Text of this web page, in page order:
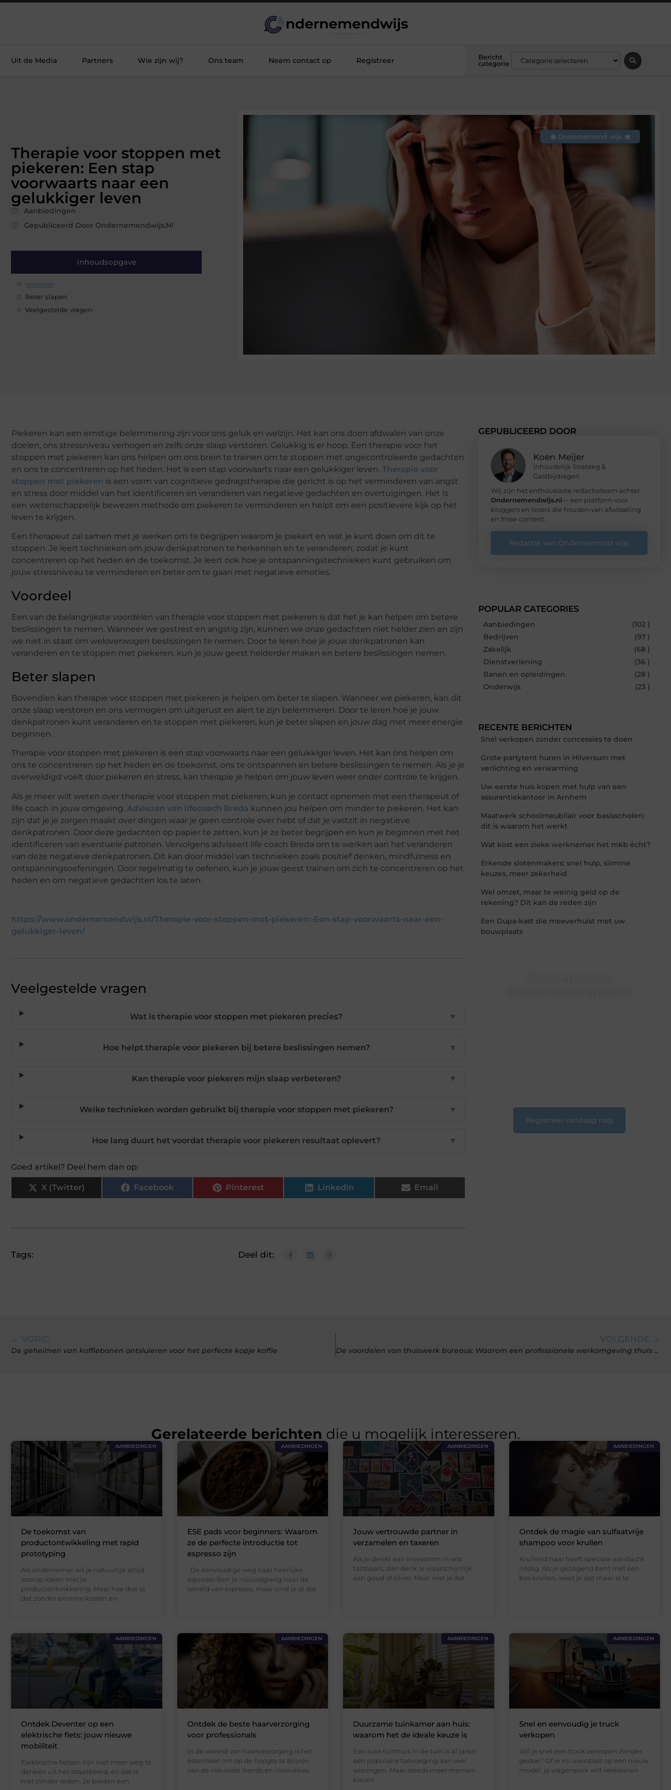
Uit de Media Partners Wie zijn wij? Ons team Neem contact op Registreer
Bericht
categorie
Therapie voor stoppen met
piekeren: Een stap
voorwaarts naar een
gelukkiger leven
Aanbiedingen
Gepubliceerd Door Ondernemendwijs.nl
Inhoudsopgave
Voordeel
Beter slapen
Veelgestelde vragen
◉ Ondernemend wijs ◉
Piekeren kan een ernstige belemmering zijn voor ons geluk en welzijn. Het kan ons doen afdwalen van onze
doelen, ons stressniveau verhogen en zelfs onze slaap verstoren. Gelukkig is er hoop. Een therapie voor het
stoppen met piekeren kan ons helpen om ons brein te trainen om te stoppen met ongecontroleerde gedachten
en ons te concentreren op het heden. Het is een stap voorwaarts naar een gelukkiger leven. Therapie voor
stoppen met piekeren is een vorm van cognitieve gedragstherapie die gericht is op het verminderen van angst
en stress door middel van het identificeren en veranderen van negatieve gedachten en overtuigingen. Het is
een wetenschappelijk bewezen methode om piekeren te verminderen en helpt om een positievere kijk op het
leven te krijgen.
Een therapeut zal samen met je werken om te begrijpen waarom je piekert en wat je kunt doen om dit te
stoppen. Je leert technieken om jouw denkpatronen te herkennen en te veranderen, zodat je kunt
concentreren op het heden en de toekomst. Je leert ook hoe je ontspanningstechnieken kunt gebruiken om
jouw stressniveau te verminderen en beter om te gaan met negatieve emoties.
Voordeel
Een van de belangrijkste voordelen van therapie voor stoppen met piekeren is dat het je kan helpen om betere
beslissingen te nemen. Wanneer we gestrest en angstig zijn, kunnen we onze gedachten niet helder zien en zijn
we niet in staat om weloverwogen beslissingen te nemen. Door te leren hoe je jouw denkpatronen kan
veranderen en te stoppen met piekeren, kun je jouw geest helderder maken en betere beslissingen nemen.
Beter slapen
Bovendien kan therapie voor stoppen met piekeren je helpen om beter te slapen. Wanneer we piekeren, kan dit
onze slaap verstoren en ons vermogen om uitgerust en alert te zijn belemmeren. Door te leren hoe je jouw
denkpatronen kunt veranderen en te stoppen met piekeren, kun je beter slapen en jouw dag met meer energie
beginnen.
Therapie voor stoppen met piekeren is een stap voorwaarts naar een gelukkiger leven. Het kan ons helpen om
ons te concentreren op het heden en de toekomst, ons te ontspannen en betere beslissingen te nemen. Als je je
overweldigd voelt door piekeren en stress, kan therapie je helpen om jouw leven weer onder controle te krijgen.
Als je meer wilt weten over therapie voor stoppen met piekeren, kun je contact opnemen met een therapeut of
life coach in jouw omgeving. Adviezen van lifecoach Breda kunnen jou helpen om minder te piekeren. Het kan
zijn dat je je zorgen maakt over dingen waar je geen controle over hebt of dat je vastzit in negatieve
denkpatronen. Door deze gedachten op papier te zetten, kun je ze beter begrijpen en kun je beginnen met het
identificeren van eventuele patronen. Vervolgens adviseert life coach Breda om te werken aan het veranderen
van deze negatieve denkpatronen. Dit kan door middel van technieken zoals positief denken, mindfulness en
ontspanningsoefeningen. Door regelmatig te oefenen, kun je jouw geest trainen om zich te concentreren op het
heden en om negatieve gedachten los te laten.
https://www.ondernemendwijs.nl/Therapie-voor-stoppen-met-piekeren:-Een-stap-voorwaarts-naar-een-
gelukkiger-leven/
Veelgestelde vragen
Wat is therapie voor stoppen met piekeren precies? ▼
Hoe helpt therapie voor piekeren bij betere beslissingen nemen? ▼
Kan therapie voor piekeren mijn slaap verbeteren? ▼
Welke technieken worden gebruikt bij therapie voor stoppen met piekeren? ▼
Hoe lang duurt het voordat therapie voor piekeren resultaat oplevert? ▼
Goed artikel? Deel hem dan op:
X (Twitter) Facebook Pinterest LinkedIn Email
Tags: Deel dit:
GEPUBLICEERD DOOR
Koen Meijer
Inhoudelijk Strateeg &
Gastbijdragen
Wij zijn het enthousiaste redactieteam achter
Ondernemendwijs.nl— een platform voor
bloggers en lezers die houden van afwisseling
en frisse content.
Redactie van Ondernemend wijs
POPULAR CATEGORIES
Aanbiedingen
(102 )
Bedrijven
(97 )
Zakelijk
(68 )
Dienstverlening
(36 )
Banen en opleidingen
(28 )
Onderwijs
(23 )
RECENTE BERICHTEN
Snel verkopen zonder concessies te doen
Grote partytent huren in Hilversum met
verlichting en verwarming
Uw eerste huis kopen met hulp van een
assurantiekantoor in Arnhem
Maatwerk schoolmeubilair voor basisscholen:
dit is waarom het werkt
Wat kost een zieke werknemer het mkb écht?
Erkende slotenmakers: snel hulp, slimme
keuzes, meer zekerheid
Wel omzet, maar te weinig geld op de
rekening? Dit kan de reden zijn
Een Dupa-kast die meeverhuist met uw
bouwplaats
Registreer vandaag nog
← VORIG
De geheimen van koffiebonen ontsluieren voor het perfecte kopje koffie
VOLGENDE →
De voordelen van thuiswerk bureaus: Waarom een professionele werkomgeving thuis belangrijk is
Gerelateerde berichten die u mogelijk interesseren.
AANBIEDINGEN
De toekomst van
productontwikkeling met rapid
prototyping
Als ondernemer wil je natuurlijk altijd
voorop lopen met je
productontwikkeling. Maar hoe doe je
dat zonder enorme kosten en
AANBIEDINGEN
ESE pads voor beginners: Waarom
ze de perfecte introductie tot
espresso zijn
De eenvoudige weg naar heerlijke
espresso Ben je nieuwsgierig naar de
wereld van espresso, maar vind je al die
AANBIEDINGEN
Jouw vertrouwde partner in
verzamelen en taxeren
Als je denkt aan investeren in iets
tastbaars, dan denk je waarschijnlijk
aan goud of zilver. Maar wist je dat
AANBIEDINGEN
Ontdek de magie van sulfaatvrije
shampoo voor krullen
Krullend haar heeft speciale aandacht
nodig. Als je gezegend bent met een
bos krullen, weet je dat maar al te
AANBIEDINGEN
Ontdek Deventer op een
elektrische fiets: jouw nieuwe
mobiliteit
Elektrische fietsen zijn niet meer weg te
denken uit het straatbeeld, en dat is
niet zonder reden. Ze bieden een
AANBIEDINGEN
Ontdek de beste haarverzorging
voor professionals
In de wereld van haarverzorging is het
essentieel om op de hoogte te blijven
van de nieuwste trends en innovaties.
AANBIEDINGEN
Duurzame tuinkamer aan huis:
waarom het de ideale keuze is
Een luxe tuinhuis in de tuin is al jaren
een populaire toevoeging aan veel
woningen. Maar steeds meer mensen
kiezen
AANBIEDINGEN
Snel en eenvoudig je truck
verkopen
Wil je snel een truck verkopen zonder
gedoe? Of je nu overstapt op een nieuw
model, je wagenpark wilt verkleinen